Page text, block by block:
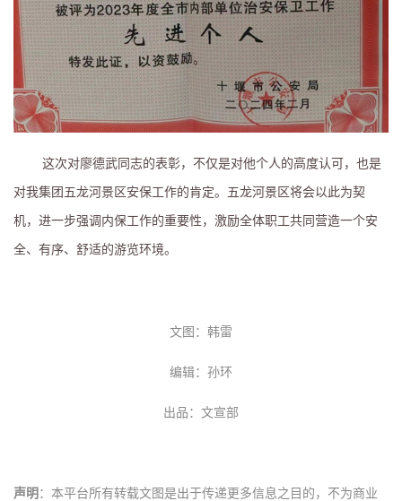
这次对廖德武同志的表彰，不仅是对他个人的高度认可，也是
对我集团五龙河景区安保工作的肯定。五龙河景区将会以此为契
机，进一步强调内保工作的重要性，激励全体职工共同营造一个安
全、有序、舒适的游览环境。
文图：韩雷
编辑：孙环
出品：文宣部
声明 ：本平台所有转载文图是出于传递更多信息之目的，不为商业